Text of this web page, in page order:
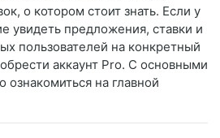
о котором стоит знать. Если у
увидеть предложения, ставки и
пользователей на конкретный
аккаунт Pro. С основными
на главной